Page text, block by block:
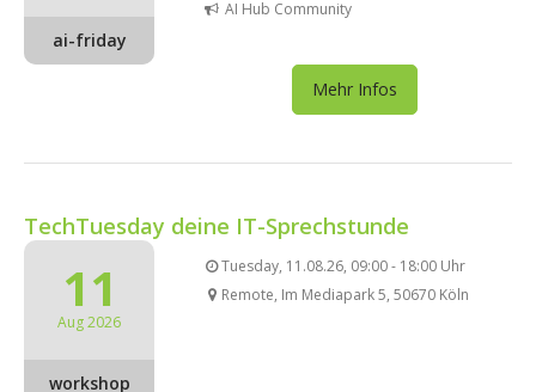
ai-friday
AI Hub Community
Mehr Infos
TechTuesday deine IT-Sprechstunde
11
Aug 2026
workshop
Tuesday, 11.08.26, 09:00 - 18:00 Uhr
Remote, Im Mediapark 5, 50670 Köln